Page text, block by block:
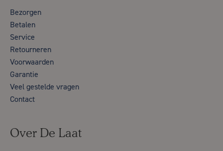
Bezorgen
Betalen
Service
Retourneren
Voorwaarden
Garantie
Veel gestelde vragen
Contact
Over De Laat